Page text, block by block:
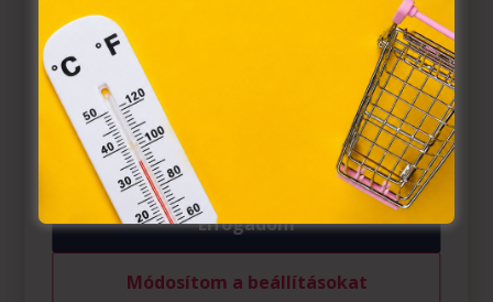
információs társadalommal összefüggő szolgáltatások
egyes kérdéseiről szóló 2001. évi CVIII. törvény, valamint
az Európai Unió előírásainak megfelelően használjuk.
Azon weblapoknak, melyek az Európai Unió országain
belül működnek, a „sütik" használatához, és ezeknek a
felhasználó számítógépén vagy egyéb eszközén történő
tárolásához a felhasználók hozzájárulását kell kérniük.
Elfogadom
Módosítom a beállításokat